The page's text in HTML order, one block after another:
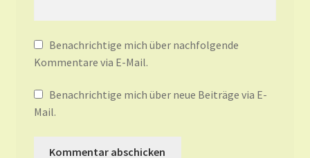
Benachrichtige mich über nachfolgende
Kommentare via E-Mail.
Benachrichtige mich über neue Beiträge via E-
Mail.